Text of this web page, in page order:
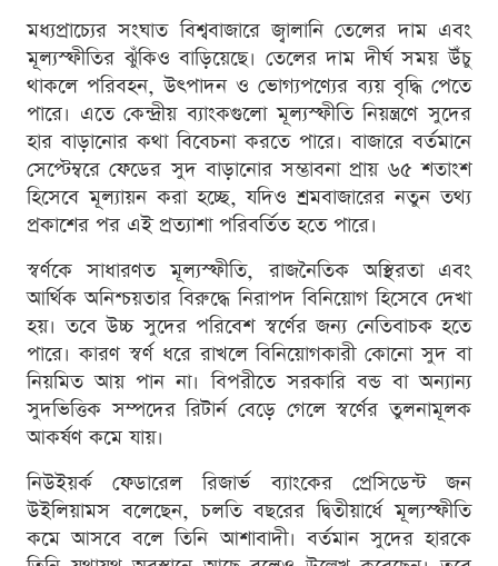
মধ্যপ্রাচ্যের সংঘাত বিশ্ববাজারে জ্বালানি তেলের দাম এবং
মূল্যস্ফীতির ঝুঁকিও বাড়িয়েছে। তেলের দাম দীর্ঘ সময় উঁচু
থাকলে পরিবহন, উৎপাদন ও ভোগ্যপণ্যের ব্যয় বৃদ্ধি পেতে
পারে। এতে কেন্দ্রীয় ব্যাংকগুলো মূল্যস্ফীতি নিয়ন্ত্রণে সুদের
হার বাড়ানোর কথা বিবেচনা করতে পারে। বাজারে বর্তমানে
সেপ্টেম্বরে ফেডের সুদ বাড়ানোর সম্ভাবনা প্রায় ৬৫ শতাংশ
হিসেবে মূল্যায়ন করা হচ্ছে, যদিও শ্রমবাজারের নতুন তথ্য
প্রকাশের পর এই প্রত্যাশা পরিবর্তিত হতে পারে।
স্বর্ণকে সাধারণত মূল্যস্ফীতি, রাজনৈতিক অস্থিরতা এবং
আর্থিক অনিশ্চয়তার বিরুদ্ধে নিরাপদ বিনিয়োগ হিসেবে দেখা
হয়। তবে উচ্চ সুদের পরিবেশ স্বর্ণের জন্য নেতিবাচক হতে
পারে। কারণ স্বর্ণ ধরে রাখলে বিনিয়োগকারী কোনো সুদ বা
নিয়মিত আয় পান না। বিপরীতে সরকারি বন্ড বা অন্যান্য
সুদভিত্তিক সম্পদের রিটার্ন বেড়ে গেলে স্বর্ণের তুলনামূলক
আকর্ষণ কমে যায়।
নিউইয়র্ক ফেডারেল রিজার্ভ ব্যাংকের প্রেসিডেন্ট জন
উইলিয়ামস বলেছেন, চলতি বছরের দ্বিতীয়ার্ধে মূল্যস্ফীতি
কমে আসবে বলে তিনি আশাবাদী। বর্তমান সুদের হারকে